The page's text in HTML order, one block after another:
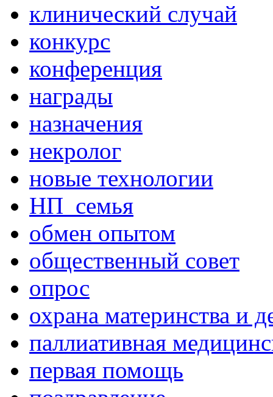
клинический случай
конкурс
конференция
награды
назначения
некролог
новые технологии
НП_семья
обмен опытом
общественный совет
опрос
охрана материнства и
паллиативная
первая помощь